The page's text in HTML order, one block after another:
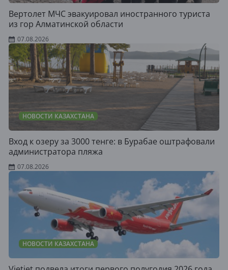
Вертолет МЧС эвакуировал иностранного туриста
из гор Алматинской области
07.08.2026
НОВОСТИ КАЗАХСТАНА
Вход к озеру за 3000 тенге: в Бурабае оштрафовали
администратора пляжа
07.08.2026
НОВОСТИ КАЗАХСТАНА